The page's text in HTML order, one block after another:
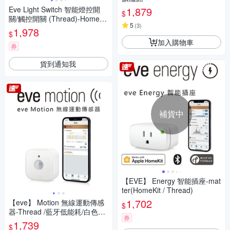
Eve Light Switch 智能燈控開
關/觸控開關 (Thread)-HomeKi
t/ iOS
$1,978
券
貨到通知我
【eve】 Motion 無線運動傳感
器-Thread /藍牙低能耗/白色
（Apple HomeKit iOS）
$1,739
$1,879
5 (3)
加入購物車
補貨中
【EVE】 Energy 智能插座-mat
ter(HomeKit / Thread)
$1,702
券